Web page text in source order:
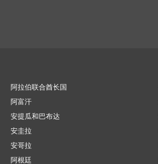
阿拉伯联合酋长国
阿富汗
安提瓜和巴布达
安圭拉
安哥拉
阿根廷